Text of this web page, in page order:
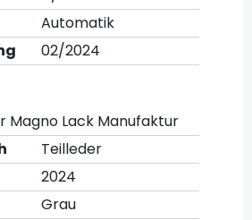
Automatik
02/2024
Magno Lack Manufaktur
Teilleder
2024
Grau